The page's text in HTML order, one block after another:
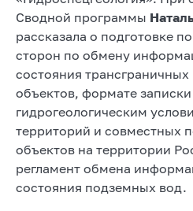
Сводной программы
рассказала о подготовке
сторон по обмену
состояния
объектов, формате
гидрогеологическим
территорий и совместных
объектов на территории
регламент обмена
состояния подземных вод.